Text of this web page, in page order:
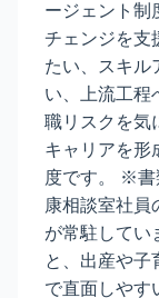
ージェント制
チェンジを支
たい、スキル
い、上流工程
職リスクを気
キャリアを形
度です。 ※書
康相談室社員
が常駐してい
と、出産や子
で直面しやす